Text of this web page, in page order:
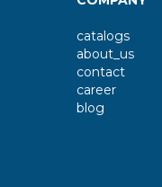
catalogs
about_us
contact
career
blog